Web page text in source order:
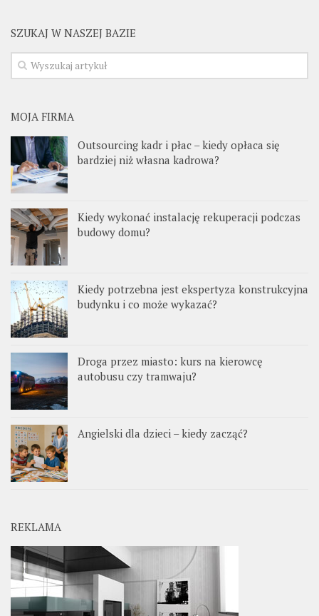
SZUKAJ W NASZEJ BAZIE
MOJA FIRMA
Outsourcing kadr i płac – kiedy opłaca się
bardziej niż własna kadrowa?
Kiedy wykonać instalację rekuperacji podczas
budowy domu?
Kiedy potrzebna jest ekspertyza konstrukcyjna
budynku i co może wykazać?
Droga przez miasto: kurs na kierowcę
autobusu czy tramwaju?
Angielski dla dzieci – kiedy zacząć?
REKLAMA